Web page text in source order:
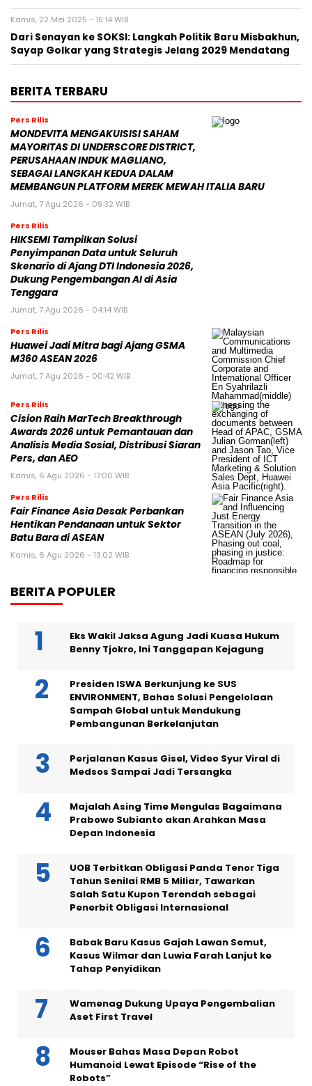
Kamis, 22 Mei 2025 - 15:14 WIB
Dari Senayan ke SOKSI: Langkah Politik Baru Misbakhun,
Sayap Golkar yang Strategis Jelang 2029 Mendatang
BERITA TERBARU
Pers Rilis
MONDEVITA MENGAKUISISI SAHAM
MAYORITAS DI UNDERSCORE DISTRICT,
PERUSAHAAN INDUK MAGLIANO,
SEBAGAI LANGKAH KEDUA DALAM
MEMBANGUN PLATFORM MEREK MEWAH ITALIA BARU
Jumat, 7 Agu 2026 - 09:32 WIB
Pers Rilis
HIKSEMI Tampilkan Solusi
Penyimpanan Data untuk Seluruh
Skenario di Ajang DTI Indonesia 2026,
Dukung Pengembangan AI di Asia
Tenggara
Jumat, 7 Agu 2026 - 04:14 WIB
Pers Rilis
Huawei Jadi Mitra bagi Ajang GSMA
M360 ASEAN 2026
Jumat, 7 Agu 2026 - 00:42 WIB
Pers Rilis
Cision Raih MarTech Breakthrough
Awards 2026 untuk Pemantauan dan
Analisis Media Sosial, Distribusi Siaran
Pers, dan AEO
Kamis, 6 Agu 2026 - 17:00 WIB
Pers Rilis
Fair Finance Asia Desak Perbankan
Hentikan Pendanaan untuk Sektor
Batu Bara di ASEAN
Kamis, 6 Agu 2026 - 13:02 WIB
BERITA POPULER
Eks Wakil Jaksa Agung Jadi Kuasa Hukum
Benny Tjokro, Ini Tanggapan Kejagung
Presiden ISWA Berkunjung ke SUS
ENVIRONMENT, Bahas Solusi Pengelolaan
Sampah Global untuk Mendukung
Pembangunan Berkelanjutan
Perjalanan Kasus Gisel, Video Syur Viral di
Medsos Sampai Jadi Tersangka
Majalah Asing Time Mengulas Bagaimana
Prabowo Subianto akan Arahkan Masa
Depan Indonesia
UOB Terbitkan Obligasi Panda Tenor Tiga
Tahun Senilai RMB 5 Miliar, Tawarkan
Salah Satu Kupon Terendah sebagai
Penerbit Obligasi Internasional
Babak Baru Kasus Gajah Lawan Semut,
Kasus Wilmar dan Luwia Farah Lanjut ke
Tahap Penyidikan
Wamenag Dukung Upaya Pengembalian
Aset First Travel
Mouser Bahas Masa Depan Robot
Humanoid Lewat Episode “Rise of the
Robots”